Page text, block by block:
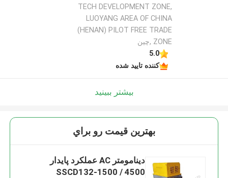
TECH DEVELOPMENT ZONE,
LUOYANG AREA OF CHINA
(HENAN) PILOT FREE TRADE
ZONE ,چین
5.0
کننده تایید شده
بیشتر ببینید
بهترين قيمت رو براي
دینامومتر AC عملکرد پایدار
SSCD132-1500 / 4500